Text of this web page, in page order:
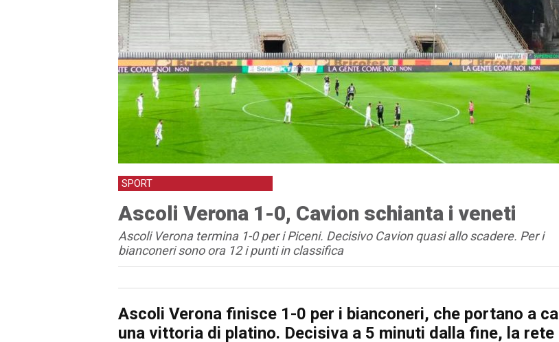
SPORT
Ascoli Verona 1-0, Cavion schianta i veneti
Ascoli Verona termina 1-0 per i Piceni. Decisivo Cavion quasi allo scadere. Per i
bianconeri sono ora 12 i punti in classifica
Articolo
Testo articolo principale
Ascoli Verona finisce 1-0 per i bianconeri, che portano a
una vittoria di platino. Decisiva a 5 minuti dalla fine, la rete